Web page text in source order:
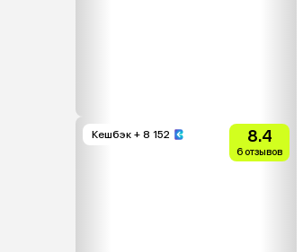
Кешбэк + 8 152 8.4
6 отзывов